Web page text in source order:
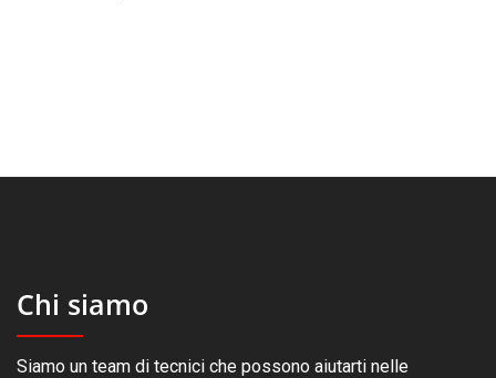
Chi siamo
Siamo un team di tecnici che possono aiutarti nelle